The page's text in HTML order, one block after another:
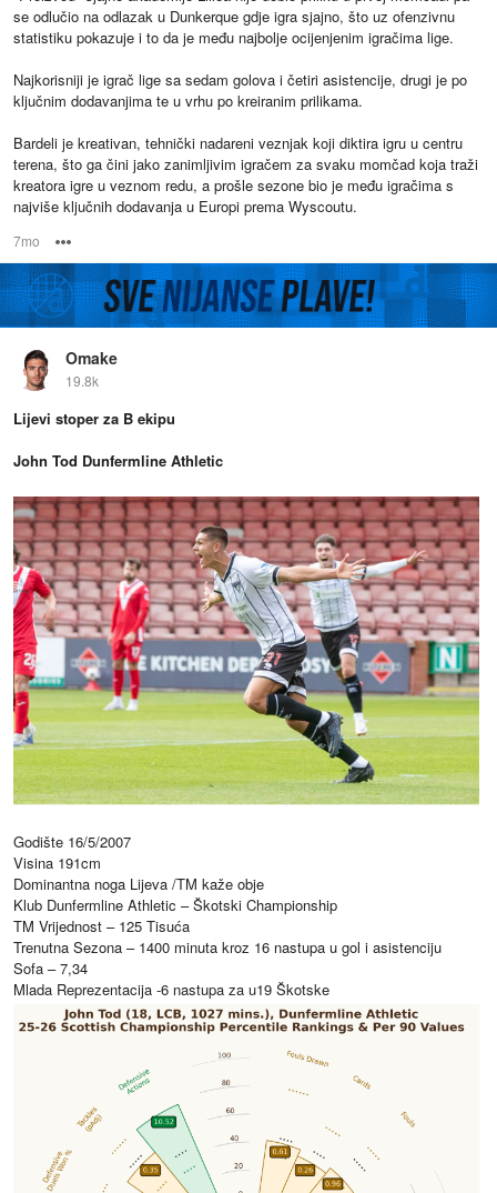
se odlučio na odlazak u Dunkerque gdje igra sjajno, što uz ofenzivnu
statistiku pokazuje i to da je među najbolje ocijenjenim igračima lige.
Najkorisniji je igrač lige sa sedam golova i četiri asistencije, drugi je po
ključnim dodavanjima te u vrhu po kreiranim prilikama.
Bardeli je kreativan, tehnički nadareni veznjak koji diktira igru ​​u centru
terena, što ga čini jako zanimljivim igračem za svaku momčad koja traži
kreatora igre u veznom redu, a prošle sezone bio je među igračima s
najviše ključnih dodavanja u Europi prema Wyscoutu.
7mo
Omake
19.8k
Lijevi stoper za B ekipu
John Tod Dunfermline Athletic
Godište 16/5/2007
Visina 191cm
Dominantna noga Lijeva /TM kaže obje
Klub Dunfermline Athletic – Škotski Championship
TM Vrijednost – 125 Tisuća
Trenutna Sezona – 1400 minuta kroz 16 nastupa u gol i asistenciju
Sofa – 7,34
Mlada Reprezentacija -6 nastupa za u19 Škotske